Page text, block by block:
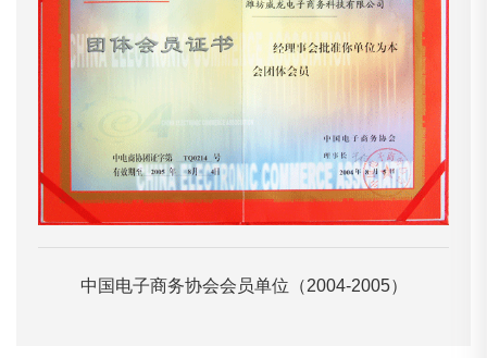
中国电子商务协会会员单位（2004-2005）